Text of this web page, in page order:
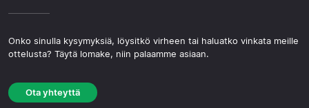
Onko sinulla kysymyksiä, löysitkö virheen tai haluatko vinkata meille
ottelusta? Täytä lomake, niin palaamme asiaan.
Ota yhteyttä